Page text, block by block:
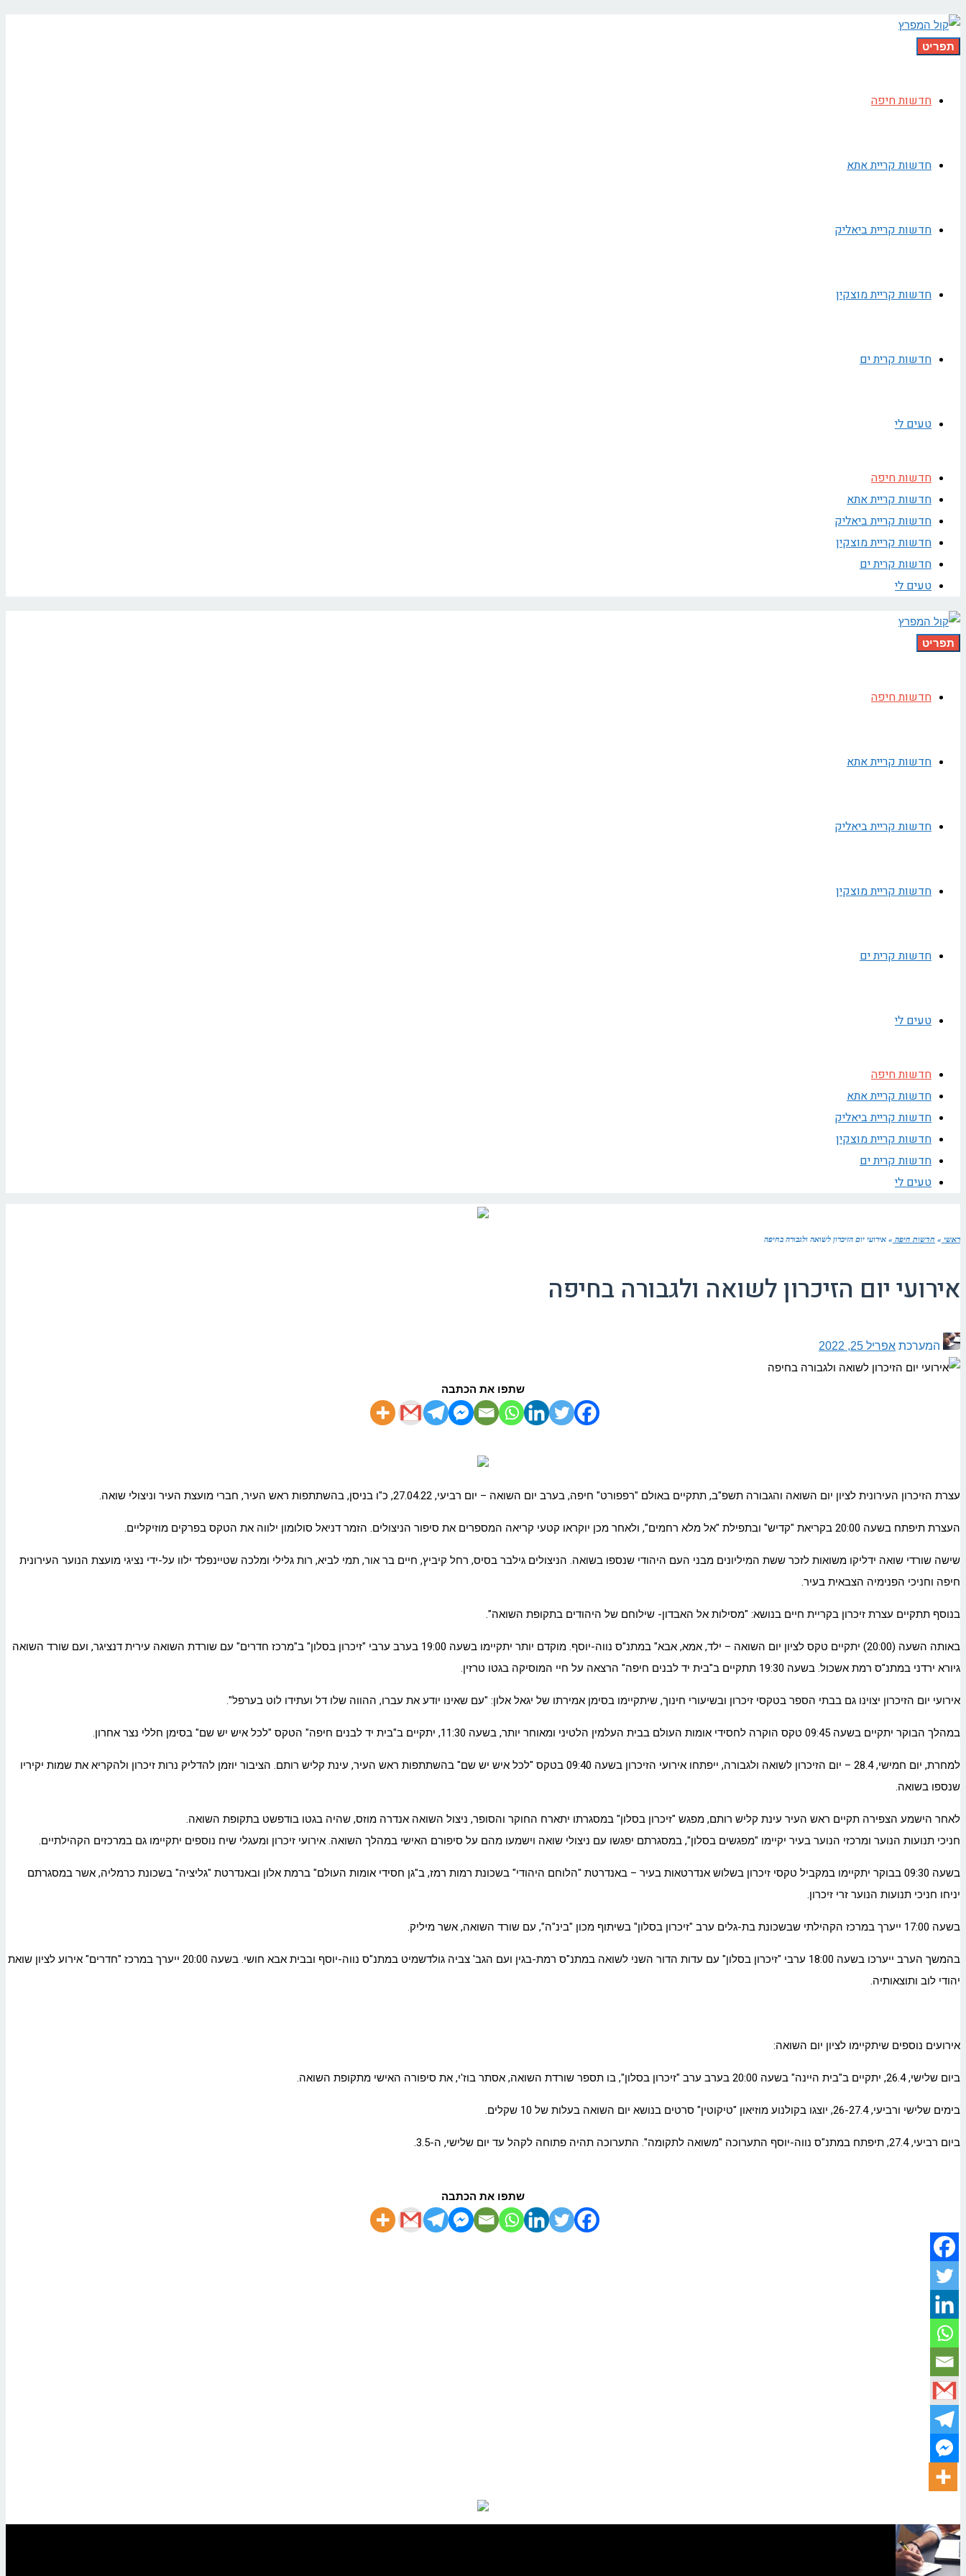
תפריט
חדשות חיפה
חדשות קריית אתא
חדשות קריית ביאליק
חדשות קריית מוצקין
חדשות קרית ים
טעים לי
חדשות חיפה
חדשות קריית אתא
חדשות קריית ביאליק
חדשות קריית מוצקין
חדשות קרית ים
טעים לי
תפריט
חדשות חיפה
חדשות קריית אתא
חדשות קריית ביאליק
חדשות קריית מוצקין
חדשות קרית ים
טעים לי
חדשות חיפה
חדשות קריית אתא
חדשות קריית ביאליק
חדשות קריית מוצקין
חדשות קרית ים
טעים לי
ראשי » חדשות חיפה » אירועי יום הזיכרון לשואה ולגבורה בחיפה
אירועי יום הזיכרון לשואה ולגבורה בחיפה
המערכת אפריל 25, 2022
שתפו את הכתבה
עצרת הזיכרון העירונית לציון יום השואה והגבורה תשפ"ב, תתקיים באולם "רפפורט" חיפה, בערב יום השואה – יום רביעי, 27.04.22, כ"ו בניסן, בהשתתפות ראש העיר, חברי מועצת העיר וניצולי שואה.
העצרת תיפתח בשעה 20:00 בקריאת "קדיש" ובתפילת "אל מלא רחמים", ולאחר מכן יוקראו קטעי קריאה המספרים את סיפור הניצולים. הזמר דניאל סולומון ילווה את הטקס בפרקים מוזיקליים.
שישה שורדי שואה ידליקו משואות לזכר ששת המיליונים מבני העם היהודי שנספו בשואה. הניצולים גילבר בסיס, רחל קיביץ, חיים בר אור, תמי לביא, רות גלילי ומלכה שטיינפלד ילוו על-ידי נציגי מועצת הנוער העירונית
חיפה וחניכי הפנימיה הצבאית בעיר.
בנוסף תתקיים עצרת זיכרון בקריית חיים בנושא: "מסילות אל האבדון- שילוחם של היהודים בתקופת השואה".
באותה השעה (20:00) יתקיים טקס לציון יום השואה – ילד, אמא, אבא" במתנ"ס נווה-יוסף. מוקדם יותר יתקיימו בשעה 19:00 בערב ערבי "זיכרון בסלון" ב"מרכז חדרים" עם שורדת השואה עירית דנציגר, ועם שורד השואה
גיורא ירדני במתנ"ס רמת אשכול. בשעה 19:30 תתקיים ב"בית יד לבנים חיפה" הרצאה על חיי המוסיקה בגטו טרזין.
אירועי יום הזיכרון יצוינו גם בבתי הספר בטקסי זיכרון ובשיעורי חינוך, שיתקיימו בסימן אמירתו של יגאל אלון: "עם שאינו יודע את עברו, ההווה שלו דל ועתידו לוט בערפל".
במהלך הבוקר יתקיים בשעה 09:45 טקס הוקרה לחסידי אומות העולם בבית העלמין הלטיני ומאוחר יותר, בשעה 11:30, יתקיים ב"בית יד לבנים חיפה" הטקס "לכל איש יש שם" בסימן חללי נצר אחרון.
למחרת, יום חמישי, 28.4 – יום הזיכרון לשואה ולגבורה, ייפתחו אירועי הזיכרון בשעה 09:40 בטקס "לכל איש יש שם" בהשתתפות ראש העיר, עינת קליש רותם. הציבור יוזמן להדליק נרות זיכרון ולהקריא את שמות יקיריו
שנספו בשואה.
לאחר הישמע הצפירה תקיים ראש העיר עינת קליש רותם, מפגש "זיכרון בסלון" במסגרתו יתארח החוקר והסופר, ניצול השואה אנדרה מוזס, שהיה בגטו בודפשט בתקופת השואה.
חניכי תנועות הנוער ומרכזי הנוער בעיר יקיימו "מפגשים בסלון", במסגרתם יפגשו עם ניצולי שואה וישמעו מהם על סיפורם האישי במהלך השואה. אירועי זיכרון ומעגלי שיח נוספים יתקיימו גם במרכזים הקהילתיים.
בשעה 09:30 בבוקר יתקיימו במקביל טקסי זיכרון בשלוש אנדרטאות בעיר – באנדרטת "הלוחם היהודי" בשכונת רמות רמז, ב"גן חסידי אומות העולם" ברמת אלון ובאנדרטת "גליציה" בשכונת כרמליה, אשר במסגרתם
יניחו חניכי תנועות הנוער זרי זיכרון.
בשעה 17:00 ייערך במרכז הקהילתי שבשכונת בת-גלים ערב "זיכרון בסלון" בשיתוף מכון "בינ"ה", עם שורד השואה, אשר מיליק.
בהמשך הערב ייערכו בשעה 18:00 ערבי "זיכרון בסלון" עם עדות הדור השני לשואה במתנ"ס רמת-בגין ועם הגב' צביה גולדשמיט במתנ"ס נווה-יוסף ובבית אבא חושי. בשעה 20:00 ייערך במרכז "חדרים" אירוע לציון שואת
יהודי לוב ותוצאותיה.
אירועים נוספים שיתקיימו לציון יום השואה:
ביום שלישי, 26.4, יתקיים ב"בית היינה" בשעה 20:00 בערב ערב "זיכרון בסלון", בו תספר שורדת השואה, אסתר בוז'י, את סיפורה האישי מתקופת השואה.
בימים שלישי ורביעי, 26-27.4, יוצגו בקולנוע מוזיאון "טיקוטין" סרטים בנושא יום השואה בעלות של 10 שקלים.
ביום רביעי, 27.4, תיפתח במתנ"ס נווה-יוסף התערוכה "משואה לתקומה". התערוכה תהיה פתוחה לקהל עד יום שלישי, ה-3.5.
שתפו את הכתבה